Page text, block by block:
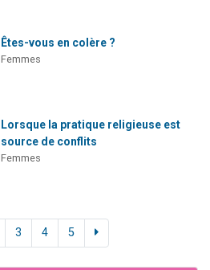
Êtes-vous en colère ?
Femmes
Lorsque la pratique religieuse est
source de conflits
Femmes
3 4 5